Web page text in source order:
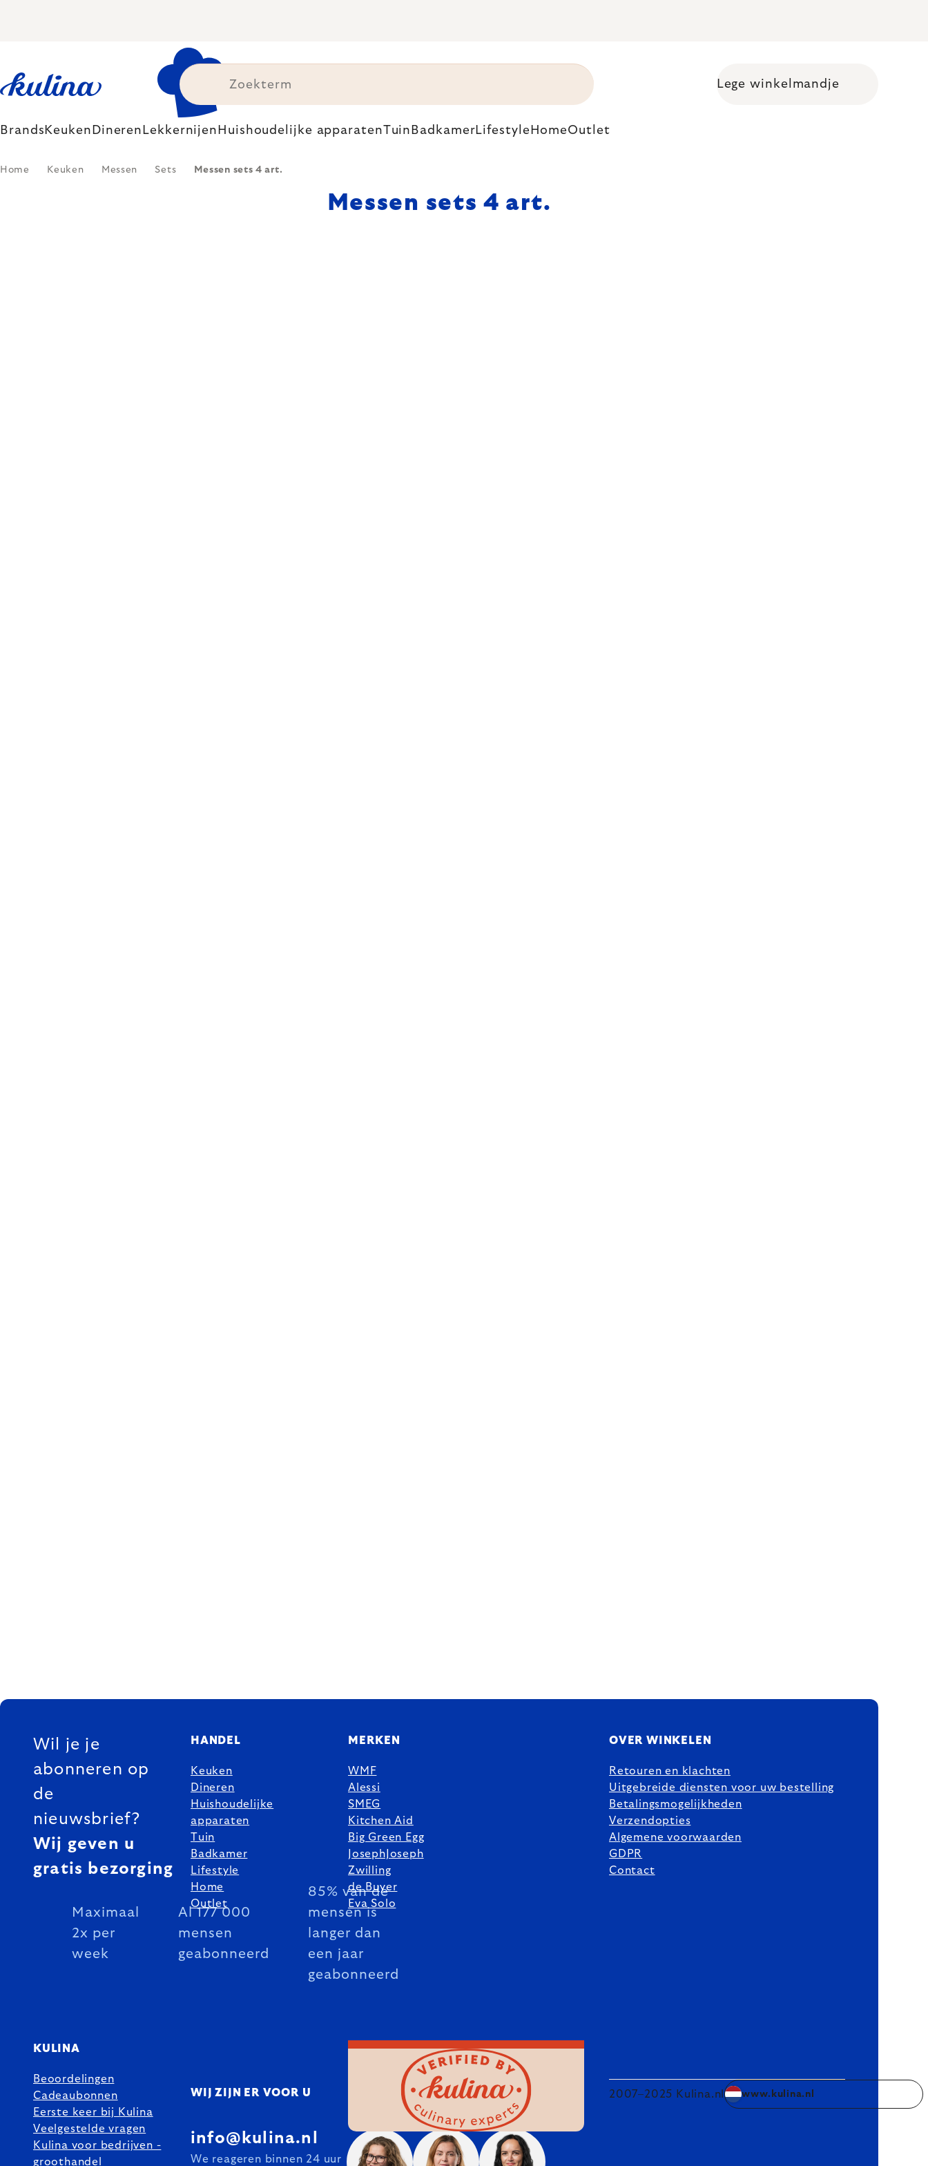
Shopping cart
Lege winkelmandje
Brands Keuken Dineren Lekkernijen Huishoudelijke apparatenTuin BadkamerLifestyle HomeOutlet
Home Keuken Messen Sets Messen sets 4 art.
Messen sets 4 art.
FOOTER
Wil je je
abonneren op
de
nieuwsbrief?
Wij geven u
gratis bezorging
Maximaal
2x per
week
Al 177 000
mensen
geabonneerd
85% van de
mensen is
langer dan
een jaar
geabonneerd
HANDEL
Keuken
Dineren
Huishoudelijke
apparaten
Tuin
Badkamer
Lifestyle
Home
Outlet
MERKEN
WMF
Alessi
SMEG
Kitchen Aid
Big Green Egg
JosephJoseph
Zwilling
de Buyer
Eva Solo
OVER WINKELEN
Retouren en klachten
Uitgebreide diensten voor uw bestelling
Betalingsmogelijkheden
Verzendopties
Algemene voorwaarden
GDPR
Contact
KULINA
Beoordelingen
Cadeaubonnen
Eerste keer bij Kulina
Veelgestelde vragen
Kulina voor bedrijven -
groothandel
WIJ ZIJN ER VOOR U
info@kulina.nl
We reageren binnen 24 uur
2007–2025 Kulina.nl www.kulina.nl